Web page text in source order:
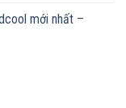
mới nhất –